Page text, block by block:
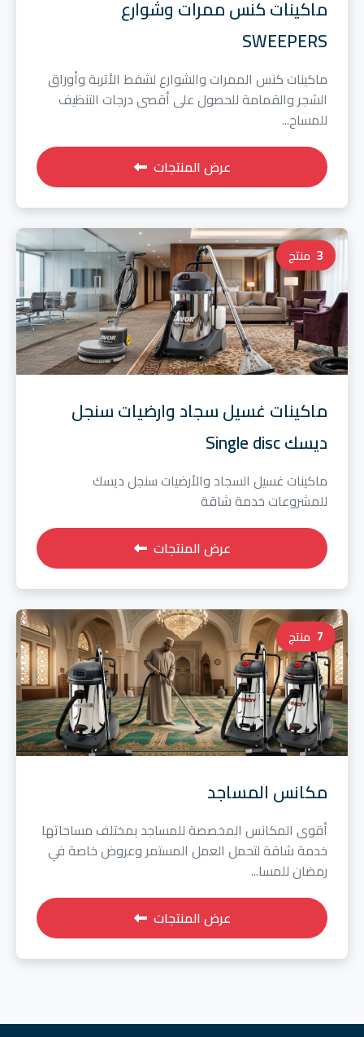
ماكينات كنس ممرات وشوارع
SWEEPERS
ماكينات كنس الممرات والشوارع لشفط الأتربة وأوراق
الشجر والقمامة للحصول على أقصى درجات التنظيف
للمساح...
عرض المنتجات
3 منتج
ماكينات غسيل سجاد وارضيات سنجل
ديسك Single disc
ماكينات غسيل السجاد والأرضيات سنجل ديسك
للمشروعات خدمة شاقة
عرض المنتجات
7 منتج
مكانس المساجد
أقوى المكانس المخصصة للمساجد بمختلف مساحاتها
خدمة شاقة لتحمل العمل المستمر وعروض خاصة في
رمضان للمسا...
عرض المنتجات